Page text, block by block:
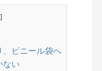
]
ビニール袋へ
ない